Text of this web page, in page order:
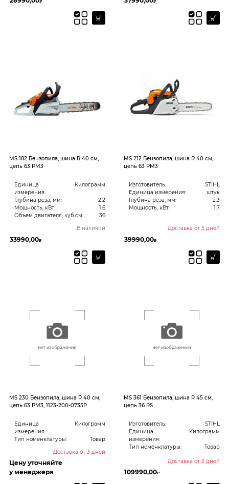
₽ ₽
MS 182 Бензопила, шина R 40 см,
цепь 63 PM3
Единица
измерения:
Килограмм
Глубина реза, мм:
2.2
Мощность, кВт:
1.6
Объем двигателя, куб.см:
36
В наличии
33990,00₽
MS 212 Бензопила, шина R 40 см,
цепь 63 PM3
Изготовитель:
STIHL
Единица измерения:
штук
Глубина реза, мм:
2.3
Мощность, кВт:
1.7
Доставка от 3 дней
39990,00₽
MS 230 Бензопила, шина R 40 см,
цепь 63 PM3, 1123-200-0735P
Единица
измерения:
Килограмм
Тип номенклатуры:
Товар
Доставка от 3 дней
Цену уточняйте
у менеджера
MS 361 Бензопила, шина R 45 см,
цепь 36 RS
Изготовитель:
STIHL
Единица
измерения:
Килограмм
Тип номенклатуры: Товар
Доставка от 3 дней
109990,00₽